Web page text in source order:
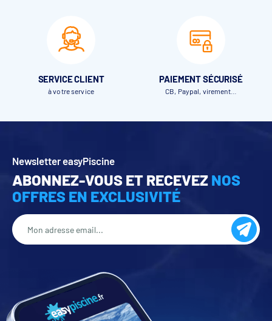
SERVICE CLIENT
à votre service
PAIEMENT SÉCURISÉ
CB, Paypal, virement…
Newsletter easyPiscine
ABONNEZ-VOUS ET RECEVEZ NOS
OFFRES EN EXCLUSIVITÉ